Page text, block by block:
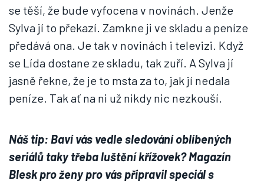
se těší, že bude vyfocena v novinách. Jenže
Sylva jí to překazí. Zamkne ji ve skladu a peníze
předává ona. Je tak v novinách i televizi. Když
se Lída dostane ze skladu, tak zuří. A Sylva jí
jasně řekne, že je to msta za to, jak jí nedala
peníze. Tak ať na ni už nikdy nic nezkouší.
Náš tip: Baví vás vedle sledování oblíbených
seriálů taky třeba luštění křížovek? Magazín
Blesk pro ženy pro vás připravil speciál s